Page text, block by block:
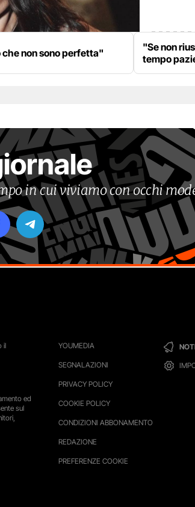
non sono perfetta"
"Se non
tempo
in cui viviamo con occhi
YOUMEDIA
SEGNALAZIONI
PRIVACY POLICY
COOKIE POLICY
CONDIZIONI ABBONAMENTO
REDAZIONE
PREFERENZE COOKIE
il
ed
sul